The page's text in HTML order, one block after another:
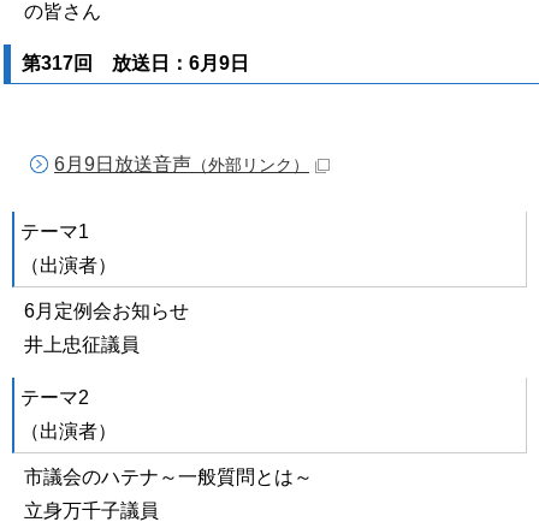
の皆さん
第317回 放送日：6月9日
6月9日放送音声 （外部リンク）
テーマ1
（出演者）
6月定例会お知らせ
井上忠征議員
テーマ2
（出演者）
市議会のハテナ～一般質問とは～
立身万千子議員